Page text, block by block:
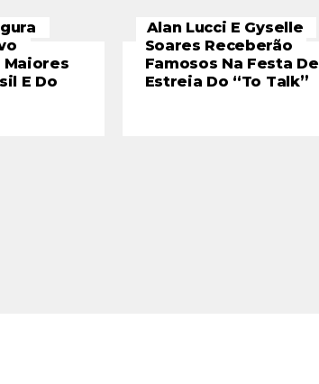
Maiores
E Do
Alan Lucci E Gyselle
Soares Receberão
Famosos Na Festa De
Estreia Do “To Talk”